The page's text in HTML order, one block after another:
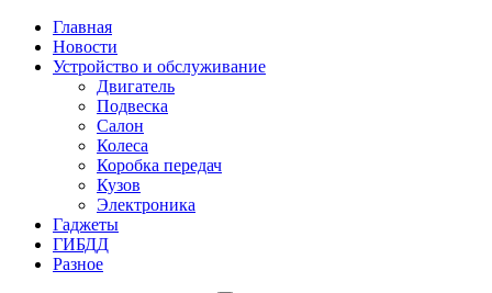
Главная
Новости
Устройство и обслуживание
Двигатель
Подвеска
Салон
Колеса
Коробка передач
Кузов
Электроника
Гаджеты
ГИБДД
Разное